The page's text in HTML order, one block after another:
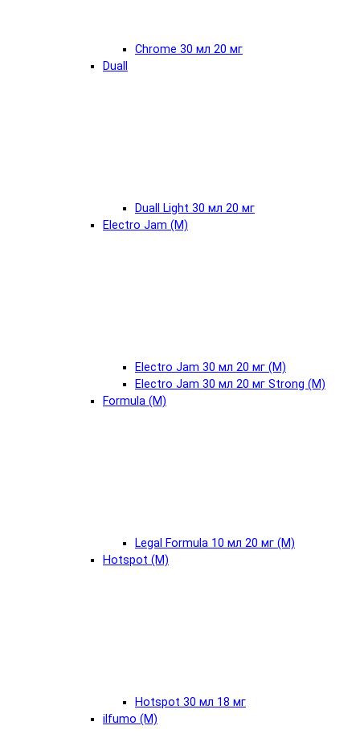
Chrome 30 мл 20 мг
Duall
Duall Light 30 мл 20 мг
Electro Jam (М)
Electro Jam 30 мл 20 мг (М)
Electro Jam 30 мл 20 мг Strong (М)
Formula (М)
Legal Formula 10 мл 20 мг (М)
Hotspot (М)
Hotspot 30 мл 18 мг
ilfumo (М)